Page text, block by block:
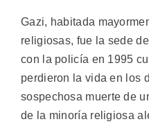
Gazi, habitada
religiosas, fue la sede
con la policía en 1995
perdieron la vida en los
sospechosa muerte de
de la minoría religiosa